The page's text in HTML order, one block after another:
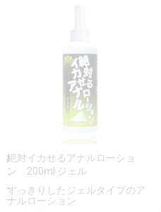
絶対イカせるアナルローショ
ン 200ml ジェル
すっきりしたジェルタイプのア
ナルローション